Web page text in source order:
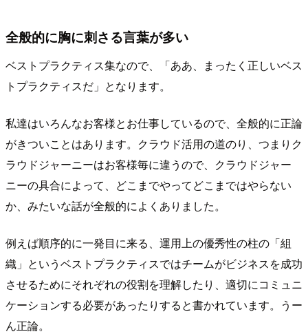
全般的に胸に刺さる言葉が多い
ベストプラクティス集なので、「ああ、まったく正しいベス
トプラクティスだ」となります。
私達はいろんなお客様とお仕事しているので、全般的に正論
がきついことはあります。クラウド活用の道のり、つまりク
ラウドジャーニーはお客様毎に違うので、クラウドジャー
ニーの具合によって、どこまでやってどこまではやらない
か、みたいな話が全般的によくありました。
例えば順序的に一発目に来る、運用上の優秀性の柱の「組
織」というベストプラクティスではチームがビジネスを成功
させるためにそれぞれの役割を理解したり、適切にコミュニ
ケーションする必要があったりすると書かれています。うー
ん正論。